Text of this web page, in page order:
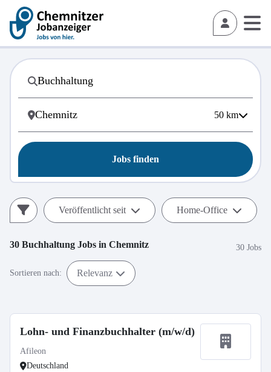
50 km
Jobs finden
Veröffentlicht seit Home-Office
30 Buchhaltung Jobs in Chemnitz 30 Jobs
Sortieren nach: Relevanz
Lohn- und Finanzbuchhalter (m/w/d)
Afileon
Deutschland